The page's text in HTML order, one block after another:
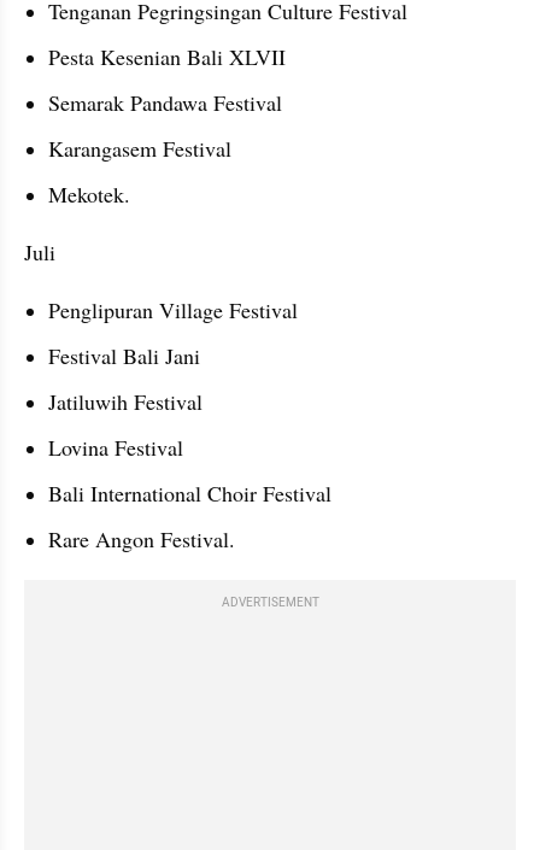
Tenganan Pegringsingan Culture Festival
Pesta Kesenian Bali XLVII
Semarak Pandawa Festival
Karangasem Festival
Mekotek.
Juli
Penglipuran Village Festival
Festival Bali Jani
Jatiluwih Festival
Lovina Festival
Bali International Choir Festival
Rare Angon Festival.
ADVERTISEMENT